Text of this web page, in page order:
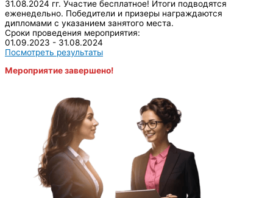
31.08.2024 гг. Участие бесплатное! Итоги подводятся
еженедельно. Победители и призеры награждаются
дипломами с указанием занятого места.
Сроки проведения мероприятия:
01.09.2023 - 31.08.2024
Посмотреть результаты
Мероприятие завершено!